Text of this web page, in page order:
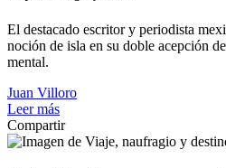
El destacado escritor y periodista
noción de isla en su doble acepción
mental.
Juan Villoro
Leer más
Compartir